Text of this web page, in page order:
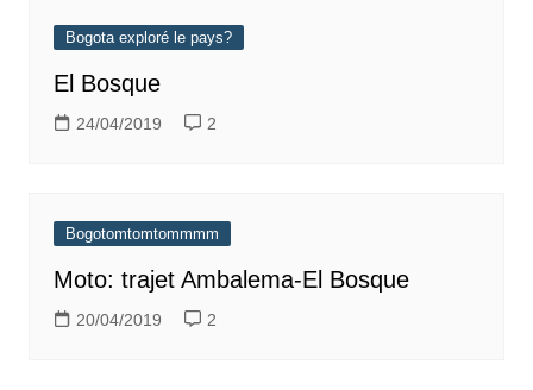
Bogota exploré le pays?
El Bosque
24/04/2019 2
Bogotomtomtommmm
Moto: trajet Ambalema-El Bosque
20/04/2019 2